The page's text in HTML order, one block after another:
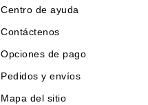
Centro de ayuda
Contáctenos
Opciones de pago
Pedidos y envíos
Mapa del sitio